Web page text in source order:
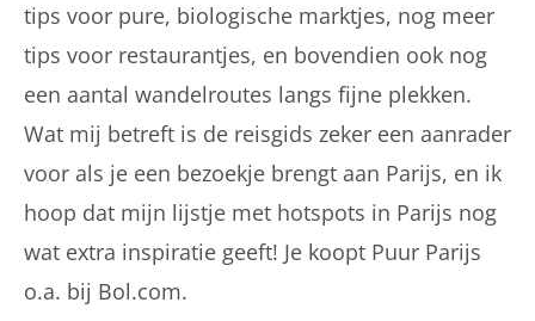
tips voor pure, biologische marktjes, nog meer
tips voor restaurantjes, en bovendien ook nog
een aantal wandelroutes langs fijne plekken.
Wat mij betreft is de reisgids zeker een aanrader
voor als je een bezoekje brengt aan Parijs, en ik
hoop dat mijn lijstje met hotspots in Parijs nog
wat extra inspiratie geeft! Je koopt Puur Parijs
o.a. bij Bol.com.